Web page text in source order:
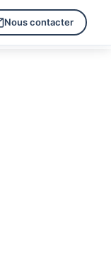
Nous contacter